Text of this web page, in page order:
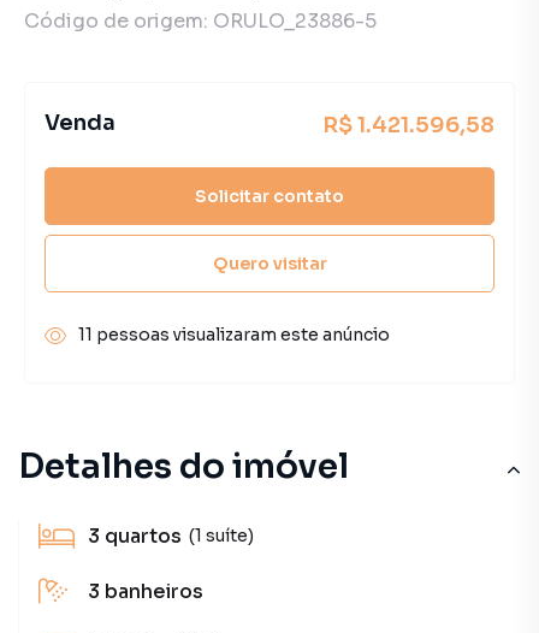
Detalhes do imóvel
3 quartos (1 suíte)
3 banheiros
Código de origem: ORULO_23886-5
Venda R$ 1.421.596,58
Solicitar contato
Quero visitar
11 pessoas visualizaram este anúncio